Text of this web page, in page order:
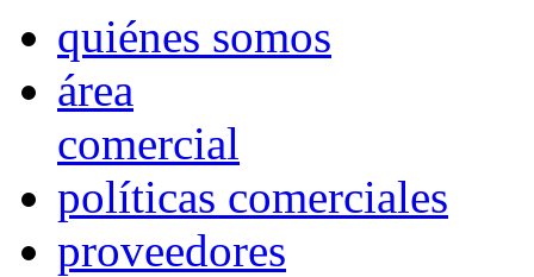
quiénes somos
área
comercial
políticas comerciales
proveedores